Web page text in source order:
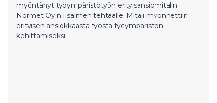
myöntänyt työympäristötyön erityisansiomitalin
Normet Oy:n Iisalmen tehtaalle. Mitali myönnettiin
erityisen ansiokkaasta työstä työympäristön
kehittämiseksi.